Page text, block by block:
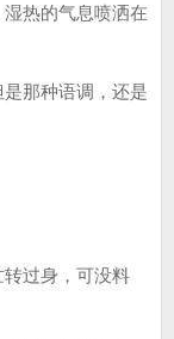
热的气息喷洒在
那种语调，还是
过身，可没料